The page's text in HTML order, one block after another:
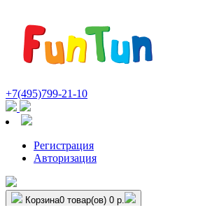
+7(495)799-21-10
Регистрация
Авторизация
Корзина0 товар(ов) 0 р.